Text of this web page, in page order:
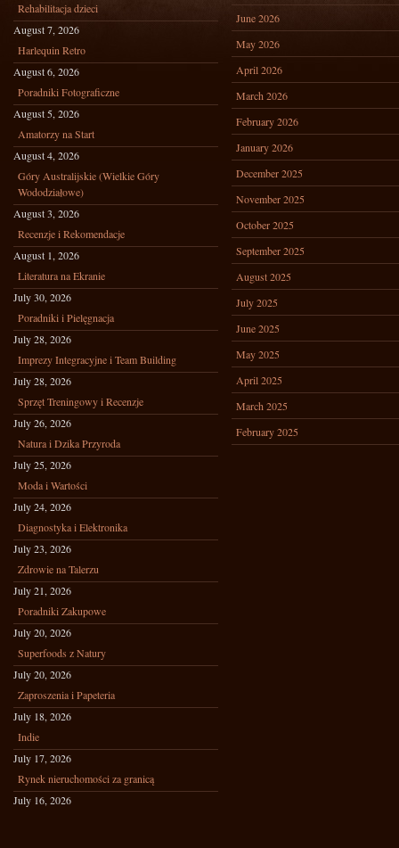
Rehabilitacja dzieci
August 7, 2026
Harlequin Retro
August 6, 2026
Poradniki Fotograficzne
August 5, 2026
Amatorzy na Start
August 4, 2026
Góry Australijskie (Wielkie Góry
Wododziałowe)
August 3, 2026
Recenzje i Rekomendacje
August 1, 2026
Literatura na Ekranie
July 30, 2026
Poradniki i Pielęgnacja
July 28, 2026
Imprezy Integracyjne i Team Building
July 28, 2026
Sprzęt Treningowy i Recenzje
July 26, 2026
Natura i Dzika Przyroda
July 25, 2026
Moda i Wartości
July 24, 2026
Diagnostyka i Elektronika
July 23, 2026
Zdrowie na Talerzu
July 21, 2026
Poradniki Zakupowe
July 20, 2026
Superfoods z Natury
July 20, 2026
Zaproszenia i Papeteria
July 18, 2026
Indie
July 17, 2026
Rynek nieruchomości za granicą
July 16, 2026
June 2026
May 2026
April 2026
March 2026
February 2026
January 2026
December 2025
November 2025
October 2025
September 2025
August 2025
July 2025
June 2025
May 2025
April 2025
March 2025
February 2025